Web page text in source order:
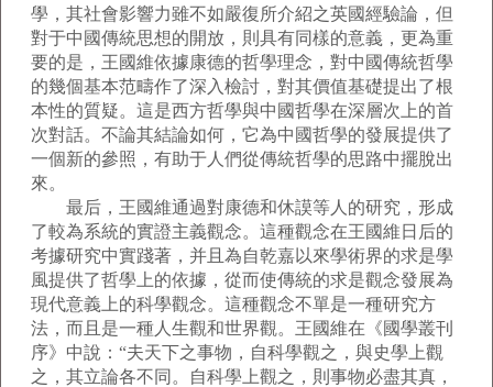
學，其社會影響力雖不如嚴復所介紹之英國經驗論，但
對于中國傳統思想的開放，則具有同樣的意義，更為重
要的是，王國維依據康德的哲學理念，對中國傳統哲學
的幾個基本范疇作了深入檢討，對其價值基礎提出了根
本性的質疑。這是西方哲學與中國哲學在深層次上的首
次對話。不論其結論如何，它為中國哲學的發展提供了
一個新的參照，有助于人們從傳統哲學的思路中擺脫出
來。
最后，王國維通過對康德和休謨等人的研究，形成
了較為系統的實證主義觀念。這種觀念在王國維日后的
考據研究中實踐著，并且為自乾嘉以來學術界的求是學
風提供了哲學上的依據，從而使傳統的求是觀念發展為
現代意義上的科學觀念。這種觀念不單是一種研究方
法，而且是一種人生觀和世界觀。王國維在《國學叢刊
序》中說：“夫天下之事物，自科學觀之，與史學上觀
之，其立論各不同。自科學上觀之，則事物必盡其真，